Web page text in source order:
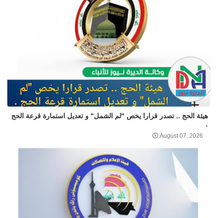
هيئة الحج .. تصدر قرارا يخص "لم الشمل" و تعديل استمارة قرعة الحج
.
August 07, 2026